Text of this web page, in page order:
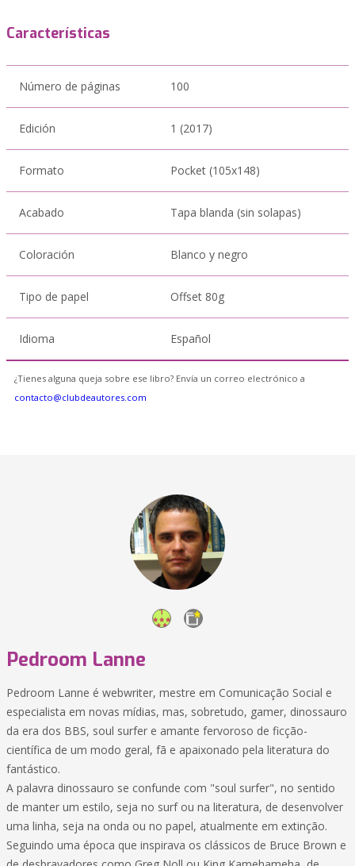
Características
Número de páginas 100
Edición 1 (2017)
Formato Pocket (105x148)
Acabado Tapa blanda (sin solapas)
Coloración Blanco y negro
Tipo de papel Offset 80g
Idioma Español
¿Tienes alguna queja sobre ese libro? Envía un correo electrónico a
contacto@clubdeautores.com
Pedroom Lanne
Pedroom Lanne é webwriter, mestre em Comunicação Social e
especialista em novas mídias, mas, sobretudo, gamer, dinossauro
da era dos BBS, soul surfer e amante fervoroso de ficção-
científica de um modo geral, fã e apaixonado pela literatura do
fantástico.
A palavra dinossauro se confunde com "soul surfer", no sentido
de manter um estilo, seja no surf ou na literatura, de desenvolver
uma linha, seja na onda ou no papel, atualmente em extinção.
Seguindo uma época que inspirava os clássicos de Bruce Brown e